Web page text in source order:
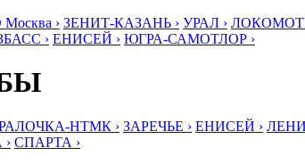
› ЗЕНИТ-КАЗАНЬ › УРАЛ ›
› ЕНИСЕЙ › ЮГРА-САМОТЛОР ›
НТМК › ЗАРЕЧЬЕ › ЕНИСЕЙ ›
СПАРТА ›